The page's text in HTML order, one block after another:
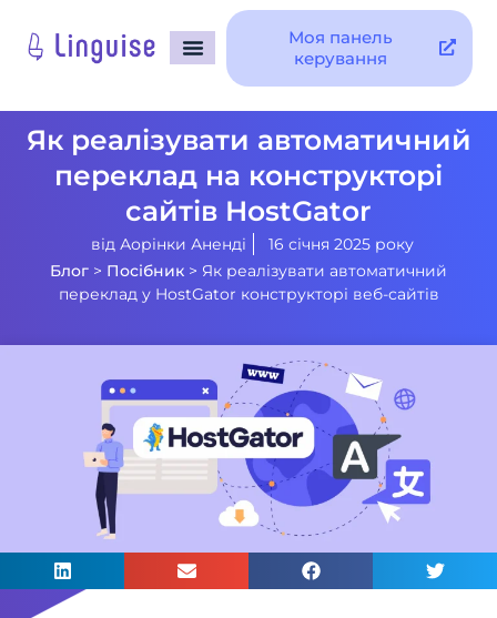
Моя панель
керування
Як реалізувати автоматичний
переклад на конструкторі
сайтів HostGator
від Аорінки Аненді
16 січня 2025 року
Блог > Посібник > Як реалізувати автоматичний
переклад у HostGator конструкторі веб-сайтів